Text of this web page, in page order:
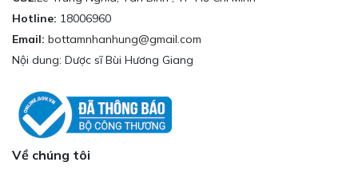
Hotline: 18006960
Email: bottamnhanhung@gmail.com
Nội dung: Dược sĩ Bùi Hương Giang
Về chúng tôi